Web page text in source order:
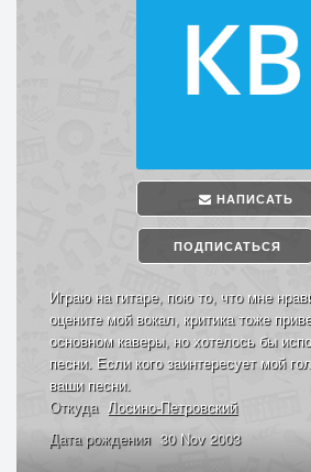
НАПИСАТЬ
ПОДПИСАТЬСЯ
Играю на гитаре, пою то, что мне
оцените мой вокал, критика тоже
основном каверы, но хотелось бы
песни. Если кого заинтересует мой
ваши песни.
Откуда Лосино-Петровский
Дата рождения 30 Nov 2003